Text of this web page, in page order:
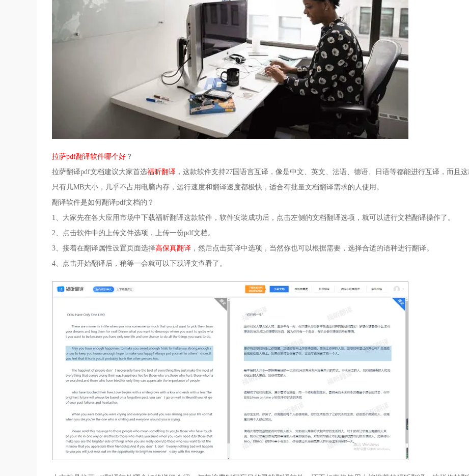
拉萨pdf翻译软件哪个好 ？
拉萨翻译pdf文档建议大家首选福昕翻译 ，这款软件支持27国语言互译，像是中文、英文、法语、德语、日语等都能进行互译，而且
只有几MB大小，几乎不占用电脑内存，运行速度和翻译速度都极快，适合有批量文档翻译需求的人使用。
翻译软件是如何翻译pdf文档的？
1、大家先在各大应用市场中下载福昕翻译这款软件，软件安装成功后，点击左侧的文档翻译选项，就可以进行文档翻译操作了。
2、点击软件中的上传文件选项，上传一份pdf文档。
3、接着在翻译属性设置页面选择高保真翻译 ，然后点击英译中选项，当然你也可以根据需要，选择合适的语种进行翻译。
4、点击开始翻译后，稍等一会就可以下载译文查看了。